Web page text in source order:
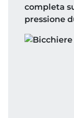
completa
pressione